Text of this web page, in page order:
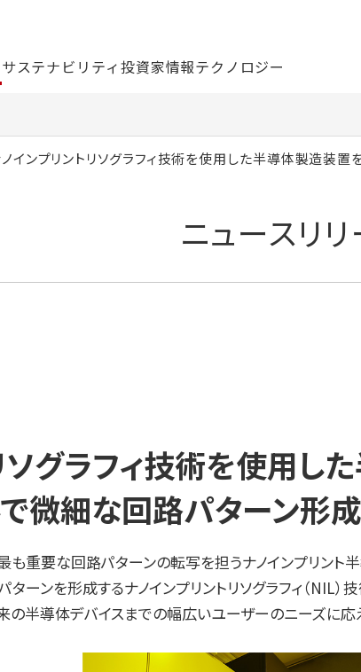
サステナビリティ投資家情報テクノロジー
インプリントリソグラフィ技術を使用した半導体製造装置を
ニュースリ
ソグラフィ技術を使用
微細な回路パターン形
も重要な回路パターンの転写を担うナノインプリン
ーンを形成するナノインプリントリソグラフィ（NIL
の半導体デバイスまでの幅広いユーザーのニーズに応